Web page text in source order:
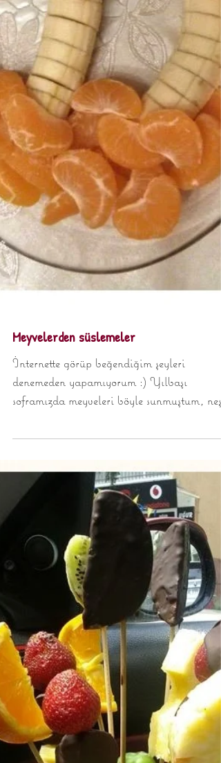
Meyvelerden süslemeler
İnternette görüp beğendiğim şeyleri
soframızda meyveleri böyle sunmuştum,
oldular... #elmadankuş...